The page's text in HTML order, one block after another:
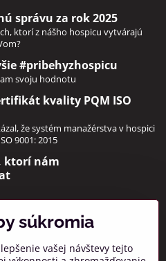
správu za rok 2025
ktorí z nášho hospicu vytvárajú
#pribehyzhospicu
svoju hodnotu
kvality PQM ISO
že systém manažérstva v hospici
9001: 2015
ktorí nám
súkromia
vašej návštevy tejto